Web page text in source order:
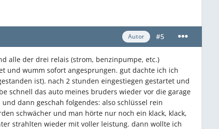
Autor #5
alle der drei relais (strom, benzinpumpe, etc.)
und wumm sofort angesprungen. gut dachte ich ich
ist). nach 2 stunden eingestiegen gestartet und
schnell das auto meines bruders wieder vor die garage
dann geschah folgendes: also schlüssel rein
schwächer und man hörte nur noch ein klack, klack,
strahlten wieder mit voller leistung. dann wollte ich